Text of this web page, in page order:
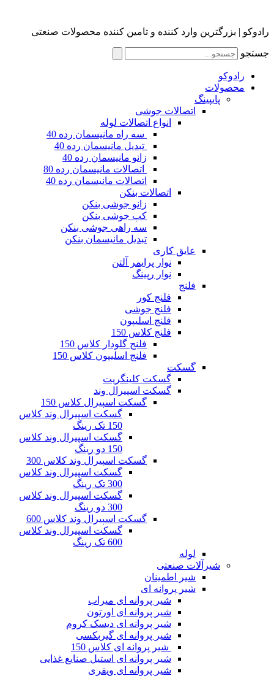
رادوکو | بزرگترین وارد کننده و تامین کننده محصولات صنعتی
جستجو
رادوکو
محصولات
پایپینگ
اتصالات جوشی
انواع اتصالات لوله
سه راه مانیسمان رده 40
تبدیل مانیسمان رده 40
زانو مانیسمان رده 40
اتصالات مانیسمان رده 80
اتصالات مانیسمان رده 40
اتصالات بنکن
زانو جوشی بنکن
کپ جوشی بنکن
سه راهی جوشی بنکن
تبدیل مانیسمان بنکن
عایق کاری
نوار پرایمر آلتن
نوار رپینگ
فلنج
فلنج کور
فلنج جوشی
فلنج اسلیپون
فلنج کلاس 150
فلنج گلودار کلاس 150
فلنج اسلیپون کلاس 150
گسکت
گسکت کلینگریت
گسکت اسپیرال وند
گسکت اسپیرال کلاس 150
گسکت اسپیرال وند کلاس
150 تک رینگ
گسکت اسپیرال وند کلاس
150 دو رینگ
گسکت اسپیرال وند کلاس 300
گسکت اسپیرال وند کلاس
300 تک رینگ
گسکت اسپیرال وند کلاس
300 دو رینگ
گسکت اسپیرال وند کلاس 600
گسکت اسپیرال وند کلاس
600 تک رینگ
لوله
شیرآلات صنعتی
شیر اطمینان
شیر پروانه ای
شیر پروانه ای میراب
شیر پروانه ای اورتون
شیر پروانه ای دیسک کروم
شیر پروانه ای گیربکسی
شیر پروانه ای کلاس 150
شیر پروانه ای استیل صنایع غذایی
شیر پروانه ای ویفری